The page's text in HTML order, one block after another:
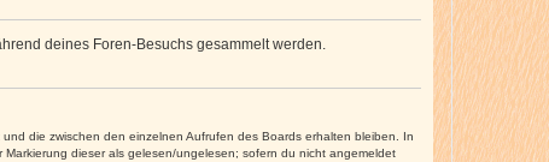
deines Foren-Besuchs gesammelt werden.
die zwischen den einzelnen Aufrufen des Boards erhalten bleiben. In
dieser als gelesen/ungelesen; sofern du nicht angemeldet